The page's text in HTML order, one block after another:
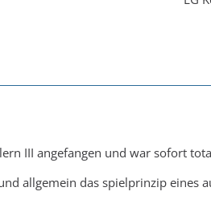
III angefangen und war sofort
allgemein das spielprinzip eines